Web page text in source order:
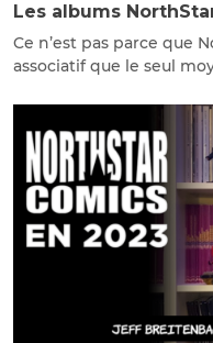
Les albums
Ce n’est pas parce que
associatif que le seul